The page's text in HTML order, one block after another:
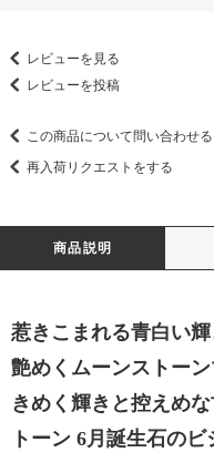
レビューを見る
レビューを投稿
この商品について問い合わせる
再入荷リクエストをする
商品説明
惹きこまれる青白い
艶めくムーンストー
きめく輝きと控えめ
トーン 6月誕生石のビ